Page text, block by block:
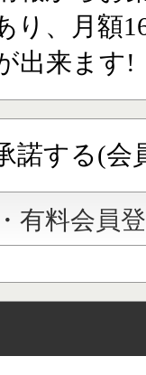
り、月額
出来ます!
諾する(会